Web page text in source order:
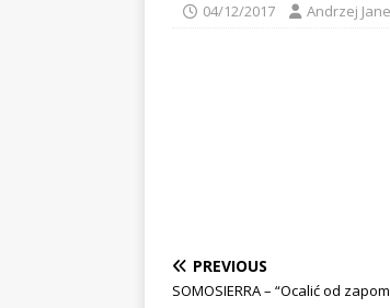
04/12/2017 Andrzej
PREVIOUS
SOMOSIERRA – “Ocalić od